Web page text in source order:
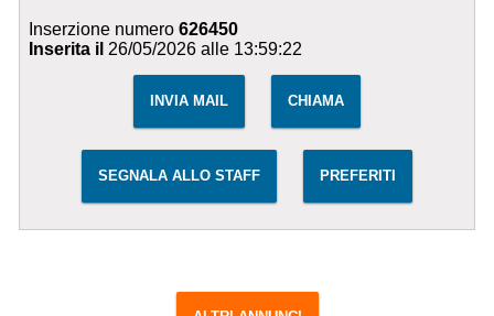
Inserzione numero626450
Inserita il 26/05/2026 alle 13:59:22
INVIA MAIL CHIAMA
SEGNALA ALLO STAFF PREFERITI